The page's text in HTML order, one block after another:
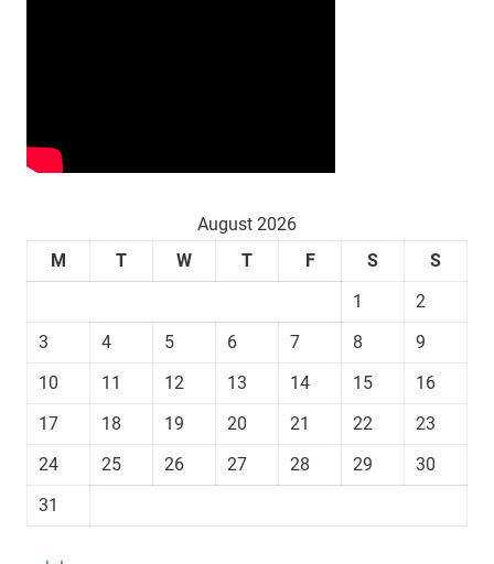
August 2026
M
T W T F S
S
1
2
3
4 5 6 7 8
9
10
11 12 13 14 15
16
17
18 19 20 21 22
23
24
25 26 27 28 29
30
31